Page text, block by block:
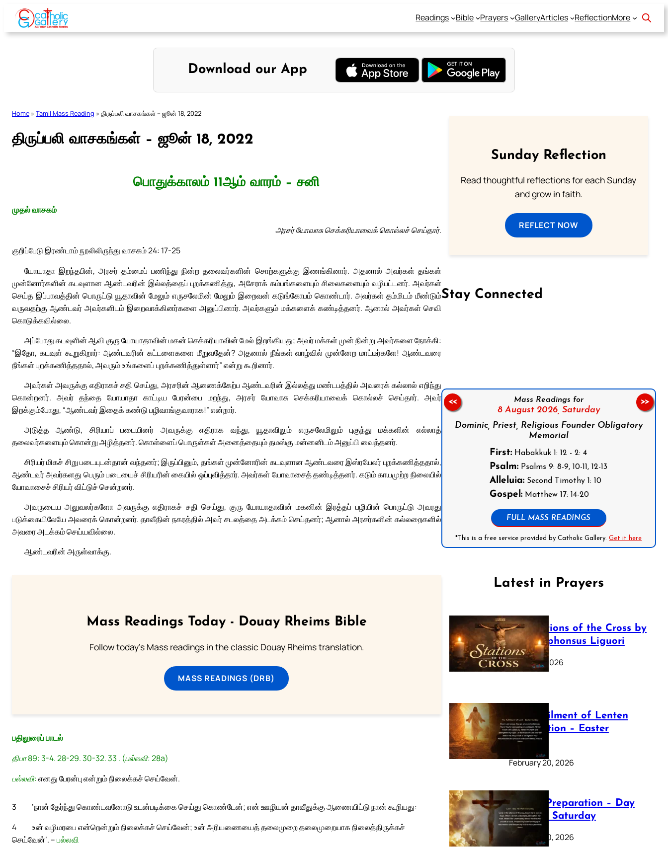
Skip
content
Readings Bible Prayers GalleryArticles ReflectionMore
Download our App
Home » Tamil Mass Reading » திருப்பலி வாசகங்கள் – ஜூன் 18, 2022
திருப்பலி வாசகங்கள் – ஜூன் 18, 2022
பொதுக்காலம் 11ஆம் வாரம் – சனி
முதல் வாசகம்
அரசர் யோவாசு செக்கரியாவைக் கொல்லச் செய்தார்.
குறிப்பேடு இரண்டாம் நூலிலிருந்து வாசகம் 24: 17-25
யோயாதா இறந்தபின், அரசர் தம்மைப் பணிந்து நின்ற தலைவர்களின் சொற்களுக்கு இணங்கினார். அதனால் அவர்கள் தங்கள்
முன்னோர்களின் கடவுளான ஆண்டவரின் இல்லத்தைப் புறக்கணித்து, அசேராக் கம்பங்களையும் சிலைகளையும் வழிபட்டனர். அவர்கள்
செய்த இப்பாவத்தின் பொருட்டு யூதாவின் மேலும் எருசலேமின் மேலும் இறைவன் கடுங்கோபம் கொண்டார். அவர்கள் தம்மிடம் மீண்டும்
வருவதற்கு ஆண்டவர் அவர்களிடம் இறைவாக்கினர்களை அனுப்பினார். அவர்களும் மக்களைக் கண்டித்தனர். ஆனால் அவர்கள் செவி
கொடுக்கவில்லை.
அப்போது கடவுளின் ஆவி குரு யோயாதாவின் மகன் செக்கரியாவின் மேல் இறங்கியது; அவர் மக்கள் முன் நின்று அவர்களை நோக்கி:
“இதோ, கடவுள் கூறுகிறார்: ஆண்டவரின் கட்டளைகளை மீறுவதேன்? அதனால் நீங்கள் வாழ்வில் முன்னேற மாட்டீர்களே! ஆண்டவரை
நீங்கள் புறக்கணித்ததால், அவரும் உங்களைப் புறக்கணித்துள்ளார்” என்று கூறினார்.
அவர்கள் அவருக்கு எதிராகச் சதி செய்து, அரசரின் ஆணைக்கேற்ப ஆண்டவரின் இல்லத்து மண்டபத்தில் அவரைக் கல்லால் எறிந்து
கொன்றனர். அவர் தந்தை யோயாதா காட்டிய பேரன்பை மறந்து, அரசர் யோவாசு செக்கரியாவைக் கொல்லச் செய்தார். அவர்
இறக்கும்போது, “ஆண்டவர் இதைக் கண்டு பழிவாங்குவாராக!” என்றார்.
அடுத்த ஆண்டு, சிரியாப் படையினர் அவருக்கு எதிராக வந்து, யூதாவிலும் எருசலேமிலும் புகுந்து மக்களின் எல்லாத்
தலைவர்களையும் கொன்று அழித்தனர். கொள்ளைப் பொருள்கள் அனைத்தையும் தமஸ்கு மன்னனிடம் அனுப்பி வைத்தனர்.
சிரியர் மிகச் சிறு படையுடன்தான் வந்தனர்; இருப்பினும், தங்கள் முன்னோரின் கடவுளான ஆண்டவரை இஸ்ரயேலர் புறக்கணித்ததால்,
ஆண்டவர் அவர்களது பெரும் படையைச் சிரியரின் கையில் ஒப்புவித்தார். அவர்கள் யோவாசைத் தண்டித்தனர். கடும் காயமுற்ற நிலையில்
யோவாசைச் சிரியர் விட்டுச் சென்றனர்.
அவருடைய அலுவலர்களோ அவருக்கு எதிராகச் சதி செய்து, குரு யோயாதாவின் மகனின் இரத்தப் பழியின் பொருட்டு அவரது
படுக்கையிலேயே அவரைக் கொன்றனர். தாவீதின் நகரத்தில் அவர் சடலத்தை அடக்கம் செய்தனர்; ஆனால் அரசர்களின் கல்லறைகளில்
அவரை அடக்கம் செய்யவில்லை.
ஆண்டவரின் அருள்வாக்கு.
Mass Readings Today - Douay Rheims Bible
Follow today's Mass readings in the classic Douay Rheims translation.
MASS READINGS (DRB)
பதிலுரைப் பாடல்
திபா 89: 3-4. 28-29. 30-32. 33 . (பல்லவி: 28a)
பல்லவி:எனது பேரன்பு என்றும் நிலைக்கச் செய்வேன்.
3
‘நான் தேர்ந்து கொண்டவனோடு உடன்படிக்கை செய்து கொண்டேன்; என் ஊழியன் தாவீதுக்கு ஆணையிட்டு நான் கூறியது:
4
உன் வழிமரபை என்றென்றும் நிலைக்கச் செய்வேன்; உன் அரியணையைத் தலைமுறை தலைமுறையாக நிலைத்திருக்கச்
செய்வேன்’. –பல்லவி
Sunday Reflection
Read thoughtful reflections for each Sunday
and grow in faith.
REFLECT NOW
Stay Connected
Follow us on Facebook
Mass Readings for
8 August 2026, Saturday
Dominic, Priest, Religious Founder Obligatory
Memorial
First: Habakkuk 1: 12 - 2: 4
Psalm: Psalms 9: 8-9, 10-11, 12-13
Alleluia: Second Timothy 1: 10
Gospel: Matthew 17: 14-20
FULL MASS READINGS
*This is a free service provided by Catholic Gallery.Get it here
<< >>
Latest in Prayers
The Stations of the Cross by
Saint Alphonsus Liguori
March 16, 2026
The Fulfilment of Lenten
Preparation – Easter
Sunday
February 20, 2026
Lenten Preparation – Day
40: Holy Saturday
February 20, 2026